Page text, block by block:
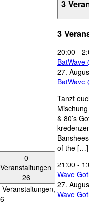
0
Veranstaltungen
26
Veranstaltungen,
3
3
20:00 -
BatWave
27.
BatWave
Tanzt
& 80’s
of the […]
21:00 -
Wave
27.
Wave